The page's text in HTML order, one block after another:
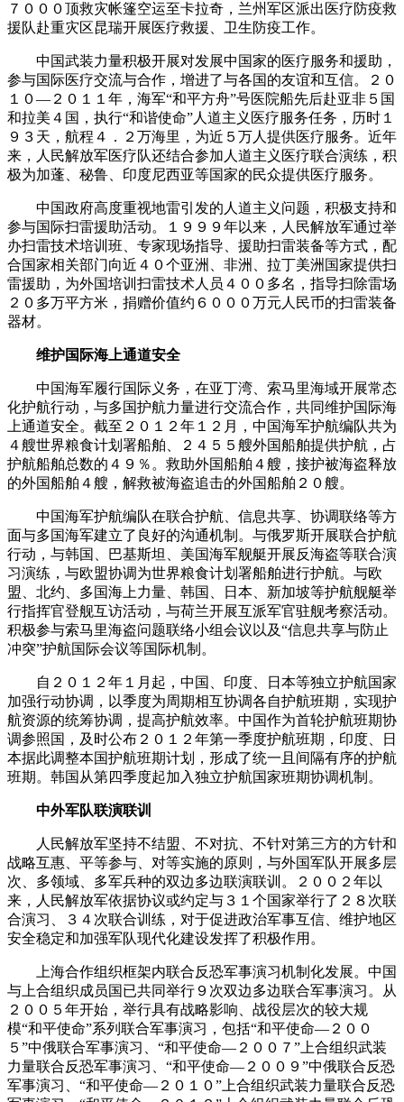
７０００顶救灾帐篷空运至卡拉奇，兰州军区派出医疗防疫救
援队赴重灾区昆瑞开展医疗救援、卫生防疫工作。
中国武装力量积极开展对发展中国家的医疗服务和援助，
参与国际医疗交流与合作，增进了与各国的友谊和互信。２０
１０—２０１１年，海军“和平方舟”号医院船先后赴亚非５国
和拉美４国，执行“和谐使命”人道主义医疗服务任务，历时１
９３天，航程４．２万海里，为近５万人提供医疗服务。近年
来，人民解放军医疗队还结合参加人道主义医疗联合演练，积
极为加蓬、秘鲁、印度尼西亚等国家的民众提供医疗服务。
中国政府高度重视地雷引发的人道主义问题，积极支持和
参与国际扫雷援助活动。１９９９年以来，人民解放军通过举
办扫雷技术培训班、专家现场指导、援助扫雷装备等方式，配
合国家相关部门向近４０个亚洲、非洲、拉丁美洲国家提供扫
雷援助，为外国培训扫雷技术人员４００多名，指导扫除雷场
２０多万平方米，捐赠价值约６０００万元人民币的扫雷装备
器材。
维护国际海上通道安全
中国海军履行国际义务，在亚丁湾、索马里海域开展常态
化护航行动，与多国护航力量进行交流合作，共同维护国际海
上通道安全。截至２０１２年１２月，中国海军护航编队共为
４艘世界粮食计划署船舶、２４５５艘外国船舶提供护航，占
护航船舶总数的４９％。救助外国船舶４艘，接护被海盗释放
的外国船舶４艘，解救被海盗追击的外国船舶２０艘。
中国海军护航编队在联合护航、信息共享、协调联络等方
面与多国海军建立了良好的沟通机制。与俄罗斯开展联合护航
行动，与韩国、巴基斯坦、美国海军舰艇开展反海盗等联合演
习演练，与欧盟协调为世界粮食计划署船舶进行护航。与欧
盟、北约、多国海上力量、韩国、日本、新加坡等护航舰艇举
行指挥官登舰互访活动，与荷兰开展互派军官驻舰考察活动。
积极参与索马里海盗问题联络小组会议以及“信息共享与防止
冲突”护航国际会议等国际机制。
自２０１２年１月起，中国、印度、日本等独立护航国家
加强行动协调，以季度为周期相互协调各自护航班期，实现护
航资源的统筹协调，提高护航效率。中国作为首轮护航班期协
调参照国，及时公布２０１２年第一季度护航班期，印度、日
本据此调整本国护航班期计划，形成了统一且间隔有序的护航
班期。韩国从第四季度起加入独立护航国家班期协调机制。
中外军队联演联训
人民解放军坚持不结盟、不对抗、不针对第三方的方针和
战略互惠、平等参与、对等实施的原则，与外国军队开展多层
次、多领域、多军兵种的双边多边联演联训。２００２年以
来，人民解放军依据协议或约定与３１个国家举行了２８次联
合演习、３４次联合训练，对于促进政治军事互信、维护地区
安全稳定和加强军队现代化建设发挥了积极作用。
上海合作组织框架内联合反恐军事演习机制化发展。中国
与上合组织成员国已共同举行９次双边多边联合军事演习。从
２００５年开始，举行具有战略影响、战役层次的较大规
模“和平使命”系列联合军事演习，包括“和平使命—２００
５”中俄联合军事演习、“和平使命—２００７”上合组织武装
力量联合反恐军事演习、“和平使命—２００９”中俄联合反恐
军事演习、“和平使命—２０１０”上合组织武装力量联合反恐